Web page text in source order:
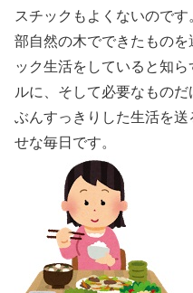
スチックもよくないので
部自然の木でできたもの
ック生活をしていると知
ルに、そして必要なもの
ぶんすっきりした生活を
せな毎日です。